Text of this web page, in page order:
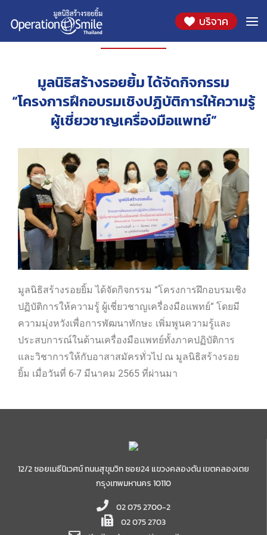
บริจาค
กิจกรรม
มูลนิธิสร้างรอยยิ้ม ได้จัดกิจกรรม
“โครงการฝึกอบรมเชิงปฏิบัติการให้ความรู้
ผู้เชี่ยวชาญเครื่องมือแพทย์”
มูลนิธิสร้างรอยยิ้ม ได้จัดกิจกรรม “โครงการฝึกอบรมเชิง
ปฏิบัติการให้ความรู้ ผู้เชี่ยวชาญเครื่องมือแพทย์” โดยมี
ความมุ่งหวังเพื่อการพัฒนาทักษะ เพิ่มพูนความรู้และ
ประสบการณ์ในด้านเครื่องมือแพทย์ทั้งภาคปฏิบัติการ
และวิชาการให้กับอาสาสมัครทั่วไป ณ มูลนิธิสร้างรอย
ยิ้ม เมื่อวันที่ 6-7 มีนาคม 2565 ที่ผ่านมา
12/2 ซอยเมธีนิเวศน์ ถนนสุขุมวิท ซอย24 แขวงคลองตัน เขตคลองเตย
กรุงเทพมหานคร 10110
02 075 2700-2
02 075 2703